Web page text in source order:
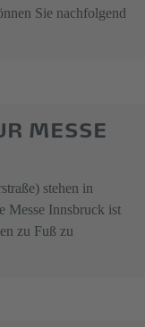
Sie nachfolgend
MESSE
stehen in
Messe Innsbruck ist
zu Fuß zu